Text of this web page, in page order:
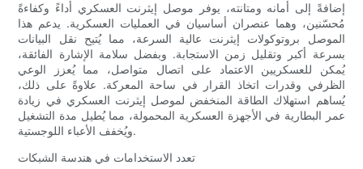
إضافةً إلى أمانه ومتانته، يوفر موصل إيثرنت العسكري أداءً وكفاءةً
مُحسّنين، وهما عنصران أساسيان في العمليات العسكرية. يدعم هذا
الموصل بروتوكولات إيثرنت عالية السرعة، مما يُتيح نقل البيانات
بسرعة أكبر وتقليل زمن الاستجابة. وبفضل سلامة الإشارة الفائقة،
يُمكن للعسكريين الاعتماد على اتصال متواصل، مما يُعزز الوعي
الظرفي وقدرات اتخاذ القرار في ساحة المعركة. علاوةً على ذلك،
يُساهم استهلاك الطاقة المنخفض لموصل إيثرنت العسكري في زيادة
عمر البطارية في الأجهزة العسكرية المحمولة، مما يُطيل مدة التشغيل
ويُخفف الأعباء اللوجستية.
تعدد الاستخدامات في هندسة الشبكات